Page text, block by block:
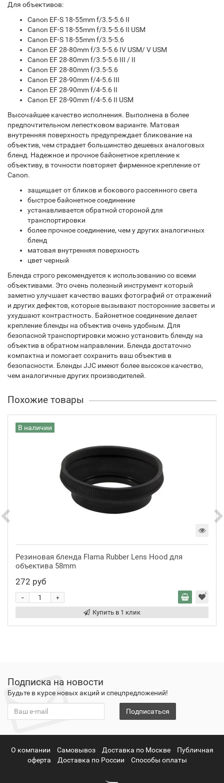
Для объективов:
Canon EF-S 18-55mm f/3.5-5.6 II
Canon EF-S 18-55mm f/3.5-5.6 II USM
Canon EF-S 18-55mm f/3.5-5.6
Canon EF 28-80mm f/3.5-5.6 IV USM/ V USM
Canon EF 28-80mm f/3.5-5.6 III / II
Canon EF 28-80mm f/3.5-5.6
Canon EF 28-90mm f/4-5.6 III
Canon EF 28-90mm f/4-5.6 II
Canon EF 28-90mm f/4-5.6 II USM
Высочайшее качество исполнения. Выполнена в более
предпочтительном лепестковом варианте. Матовая
внутренняя поверхность предупреждает бликование на
объектив, чем страдает большинство дешевых аналоговых
бленд. Надежное и прочное байонетное крепление к
объективу, в точности повторяет фирменное крепление от
Canon.
защищает от бликов и бокового рассеянного света
быстрое байонетное соединение
устанавливается обратной стороной для
транспортировки
более прочное соединение, чем у других аналогичных
бленд
матовая внутренняя поверхность
цвет черный
Бленда строго рекомендуется к использованию со всеми
объективами. Это очень полезный инструмент который
заметно улучшает качество ваших фотографий от отражений
и других дефектов, которые вызывают посторонние засветы и
ухудшают контрастность. Байонетное соединение делает
крепление бленды на объектив очень удобным. Для
безопасной транспортировки можно установить бленду на
объектив в обратном направлении. Бленда достаточно
компактна и помогает сохранить ваш объектив в
безопасности. Бленды JJC имеют более высокое качество,
чем аналогичные других производителей.
Похожие товары
В наличии
Резиновая бленда Flama Rubber Lens Hood для
объектива 58mm
272 руб
+
-
Купить в 1 клик
Подписка на новости
Будьте в курсе новых акций и спецпредложений!
Подписаться
О компании Самовывоз Доставка по Москве
Публичная
оферта
Доставка по России Способы оплаты